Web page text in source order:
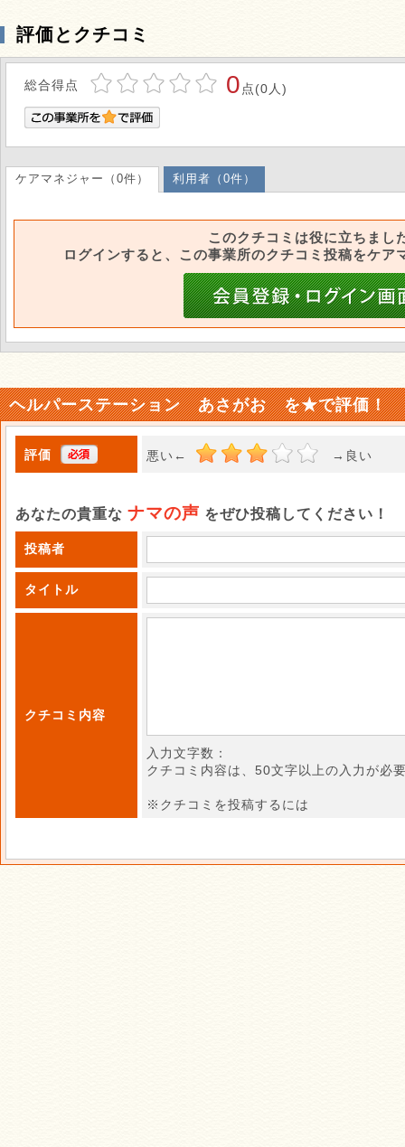
評価とクチコミ
総合得点 0 点(0人)
ケアマネジャー（0件） 利用者（0件）
このクチコミは役に立ちまし
ログインすると、この事業所のクチコミ投稿をケア
ヘルパーステーション あさがお を★で評価！
評価 悪い← →良い ★
あなたの貴重な ナマの声 をぜひ投稿してください！
投稿者
タイトル
クチコミ内容
入力文字数：
クチコミ内容は、50文字以上の入力が必
※クチコミを投稿するには